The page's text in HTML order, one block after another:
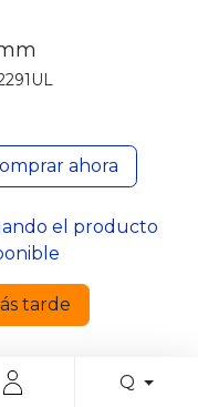
Q
ahora
el producto
tarde